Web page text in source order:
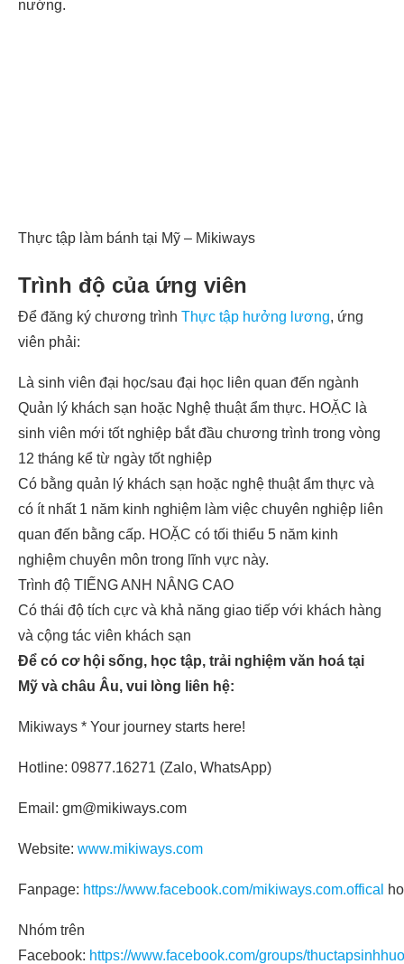
nướng.
Thực tập làm bánh tại Mỹ – Mikiways
Trình độ của ứng viên
Để đăng ký chương trình Thực tập hưởng lương, ứng
viên phải:
Là sinh viên đại học/sau đại học liên quan đến ngành
Quản lý khách sạn hoặc Nghệ thuật ẩm thực. HOẶC là
sinh viên mới tốt nghiệp bắt đầu chương trình trong vòng
12 tháng kể từ ngày tốt nghiệp
Có bằng quản lý khách sạn hoặc nghệ thuật ẩm thực và
có ít nhất 1 năm kinh nghiệm làm việc chuyên nghiệp liên
quan đến bằng cấp. HOẶC có tối thiểu 5 năm kinh
nghiệm chuyên môn trong lĩnh vực này.
Trình độ TIẾNG ANH NÂNG CAO
Có thái độ tích cực và khả năng giao tiếp với khách hàng
và cộng tác viên khách sạn
Để có cơ hội sống, học tập, trải nghiệm văn hoá tại
Mỹ và châu Âu, vui lòng liên hệ:
Mikiways * Your journey starts here!
Hotline: 09877.16271 (Zalo, WhatsApp)
Email: gm@mikiways.com
Website: www.mikiways.com
Fanpage: https://www.facebook.com/mikiways.com.offical
Nhóm trên
Facebook: https://www.facebook.com/groups/